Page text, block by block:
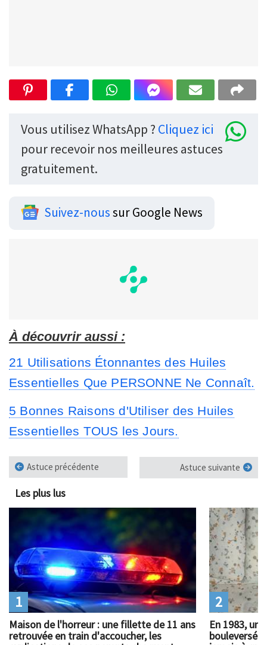
Vous utilisez WhatsApp ? Cliquez ici
pour recevoir nos meilleures astuces
gratuitement.
Suivez-noussur Google News
À découvrir aussi :
21 Utilisations Étonnantes des Huiles
Essentielles Que PERSONNE Ne Connaît.
5 Bonnes Raisons d'Utiliser des Huiles
Essentielles TOUS les Jours.
Astuce précédente Astuce suivante
Les plus lus
Maison de l'horreur : une fillette de 11 ans
retrouvée en train d'accoucher, les
1
En 1983, un
bouleversé
2